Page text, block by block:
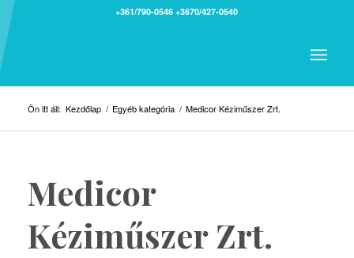
+361/790-0546 +3670/427-0540
Ön itt áll: Kezdőlap / Egyéb kategória / Medicor Kéziműszer Zrt.
Medicor
Kéziműszer Zrt.